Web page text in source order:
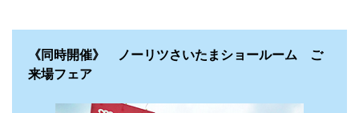
《同時開催》 ノーリツさいたまショールーム ご
来場フェア